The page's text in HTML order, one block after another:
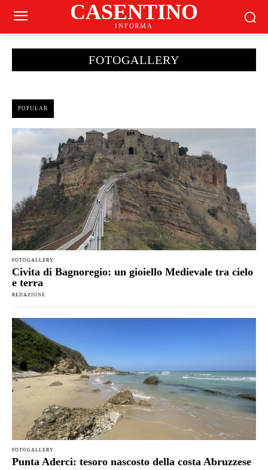
CASENTINO
INFORMA
FOTOGALLERY
POPULAR
FOTOGALLERY
Civita di Bagnoregio: un gioiello Medievale tra cielo
e terra
REDAZIONE
FOTOGALLERY
Punta Aderci: tesoro nascosto della costa Abruzzese